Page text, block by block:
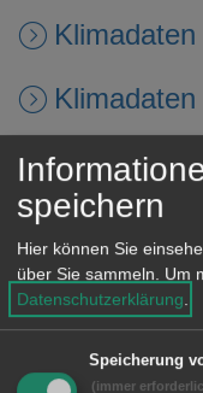
Klimadaten
Klimadaten
speichern
Hier können Sie
über Sie sammeln.
Um
Datenschutzerklärung
Speicherung
(immer